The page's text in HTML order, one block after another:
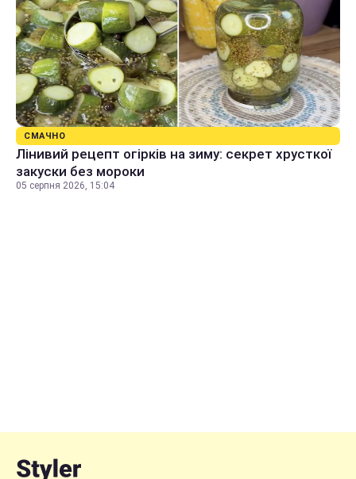
СМАЧНО
Лінивий рецепт огірків на зиму: секрет хрусткої
закуски без мороки
05 серпня 2026, 15:04